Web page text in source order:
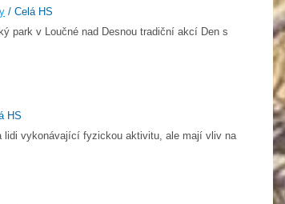
/ Celá HS
park v Loučné nad Desnou tradiční akcí Den s
HS
lidi vykonávající fyzickou aktivitu, ale mají vliv na